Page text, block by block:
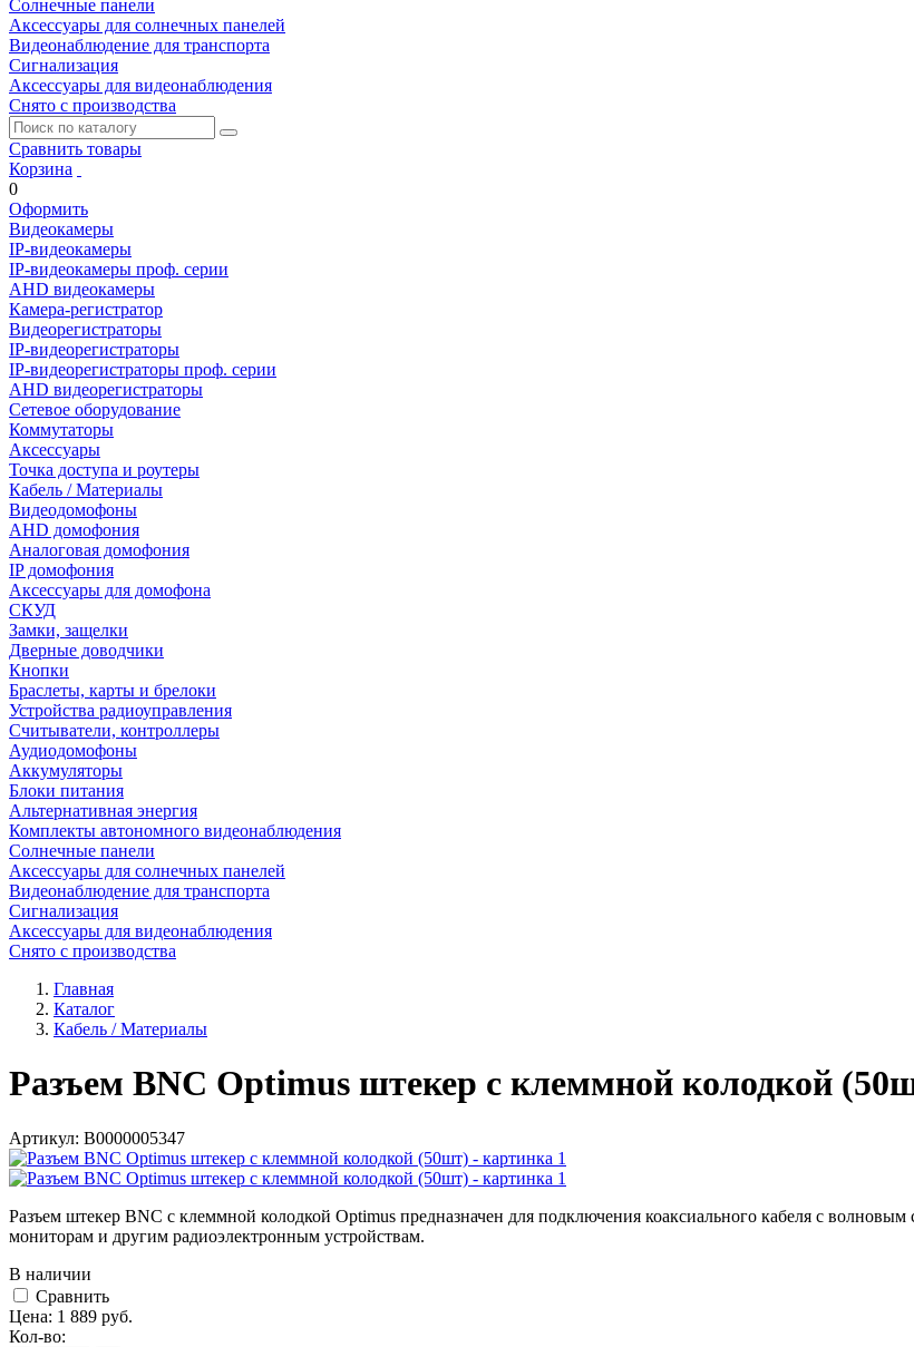
Солнечные панели
Аксессуары для солнечных панелей
Видеонаблюдение для транспорта
Сигнализация
Аксессуары для видеонаблюдения
Снято с производства
Сравнить товары
Корзина
0
Оформить
Видеокамеры
IP-видеокамеры
IP-видеокамеры проф. серии
AHD видеокамеры
Камера-регистратор
Видеорегистраторы
IP-видеорегистраторы
IP-видеорегистраторы проф. серии
AHD видеорегистраторы
Сетевое оборудование
Коммутаторы
Аксессуары
Точка доступа и роутеры
Кабель / Материалы
Видеодомофоны
AHD домофония
Аналоговая домофония
IP домофония
Аксессуары для домофона
СКУД
Замки, защелки
Дверные доводчики
Кнопки
Браслеты, карты и брелоки
Устройства радиоуправления
Считыватели, контроллеры
Аудиодомофоны
Аккумуляторы
Блоки питания
Альтернативная энергия
Комплекты автономного видеонаблюдения
Солнечные панели
Аксессуары для солнечных панелей
Видеонаблюдение для транспорта
Сигнализация
Аксессуары для видеонаблюдения
Снято с производства
Главная
Каталог
Кабель / Материалы
Разъем BNC Optimus штекер с клеммной колодкой
Артикул: В0000005347
Разъем штекер BNC с клеммной колодкой Optimus предназначен для подключения коаксиального кабеля c
мониторам и другим радиоэлектронным устройствам.
В наличии
Cравнить
Цена: 1 889 руб.
Кол-во: